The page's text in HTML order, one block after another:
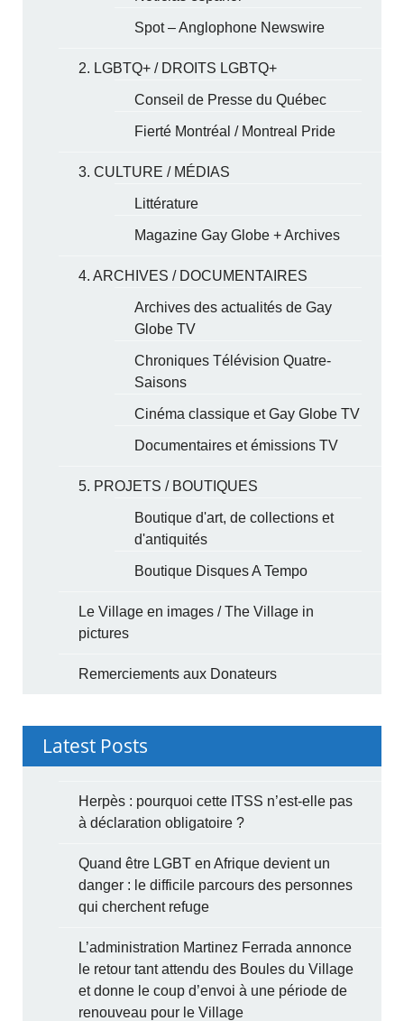
Spot – Anglophone Newswire
2. LGBTQ+ / DROITS LGBTQ+
Conseil de Presse du Québec
Fierté Montréal / Montreal Pride
3. CULTURE / MÉDIAS
Littérature
Magazine Gay Globe + Archives
4. ARCHIVES / DOCUMENTAIRES
Archives des actualités de Gay
Globe TV
Chroniques Télévision Quatre-
Saisons
Cinéma classique et Gay Globe TV
Documentaires et émissions TV
5. PROJETS / BOUTIQUES
Boutique d'art, de collections et
d'antiquités
Boutique Disques A Tempo
Le Village en images / The Village in
pictures
Remerciements aux Donateurs
Latest Posts
Herpès : pourquoi cette ITSS n’est-elle pas
à déclaration obligatoire ?
Quand être LGBT en Afrique devient un
danger : le difficile parcours des personnes
qui cherchent refuge
L’administration Martinez Ferrada annonce
le retour tant attendu des Boules du Village
et donne le coup d’envoi à une période de
renouveau pour le Village